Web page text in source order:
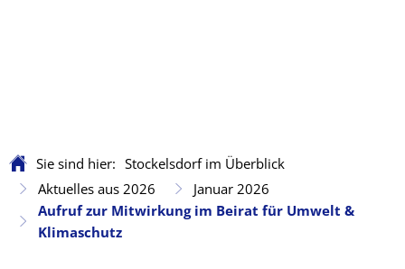
Sie sind hier: Stockelsdorf im Überblick
Aktuelles aus 2026
Januar 2026
Aufruf zur Mitwirkung im Beirat für Umwelt &
Klimaschutz